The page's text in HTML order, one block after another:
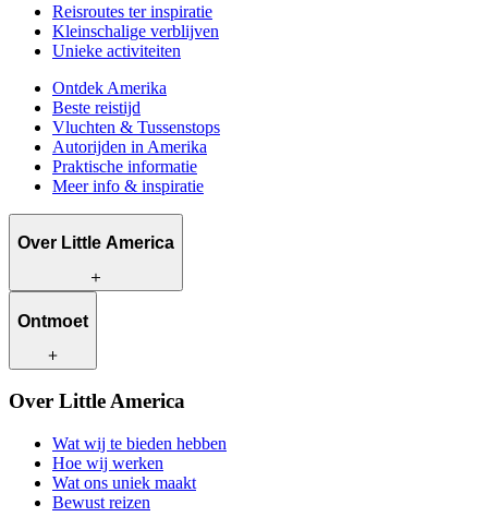
Reisroutes ter inspiratie
Kleinschalige verblijven
Unieke activiteiten
Ontdek Amerika
Beste reistijd
Vluchten & Tussenstops
Autorijden in Amerika
Praktische informatie
Meer info & inspiratie
Over Little America
Wat wij te bieden hebben
Wat ons uniek maakt
Contact
Werken bij Little America
Ontmoet
Onze reisadviseurs
Over Little America
Wat wij te bieden hebben
Hoe wij werken
Wat ons uniek maakt
Bewust reizen